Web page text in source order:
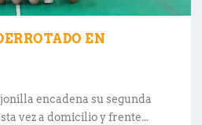
EN
encadena su segunda
vez a domicilio y frente...